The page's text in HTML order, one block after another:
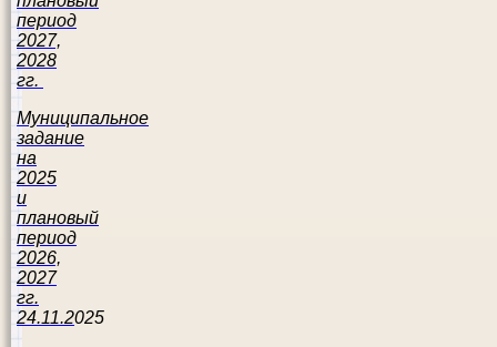
период
2027,
2028
гг.
Муниципальное
задание
на
2025
и
плановый
период
2026,
2027
гг.
24.11.2025